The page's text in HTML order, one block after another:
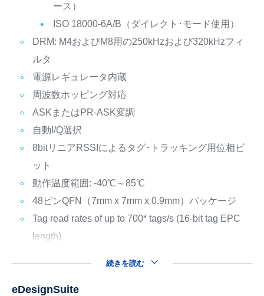
ース）
ISO 18000-6A/B（ダイレクト･モード使用）
DRM: M4およびM8用の250kHzおよび320kHzフィ
ルタ
電源レギュレータ内蔵
周波数ホッピング対応
ASKまたはPR-ASK変調
自動I/Q選択
8bitリニアRSSIによるタグ･トラッキング用位相ビ
ット
動作温度範囲: -40℃～85℃
48ピンQFN（7mm x 7mm x 0.9mm）パッケージ
Tag read rates of up to 700* tags/s (16-bit tag EPC
length)
続きを読む
eDesignSuite